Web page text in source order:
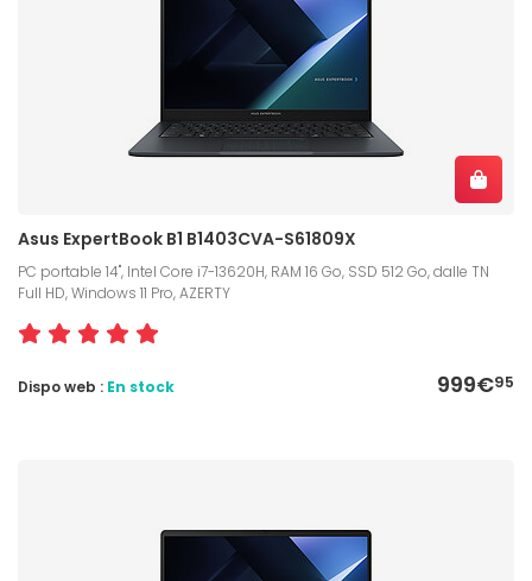
Asus ExpertBook B1 B1403CVA-S61809X
PC portable 14", Intel Core i7-13620H, RAM 16 Go, SSD 512 Go, dalle TN
Full HD, Windows 11 Pro, AZERTY
999€95
Dispo web : En stock